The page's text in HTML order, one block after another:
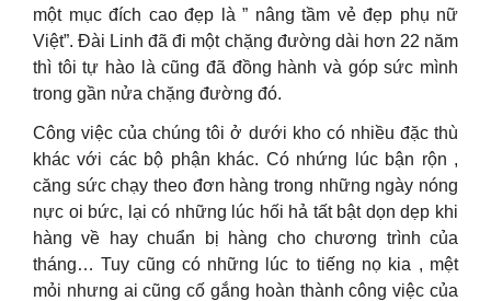
một mục đích cao đẹp là ” nâng tầm vẻ đẹp phụ nữ
Việt”. Đài Linh đã đi một chặng đường dài hơn 22 năm
thì tôi tự hào là cũng đã đồng hành và góp sức mình
trong gần nửa chặng đường đó.
Công việc của chúng tôi ở dưới kho có nhiều đặc thù
khác với các bộ phận khác. Có nhứng lúc bận rộn ,
căng sức chạy theo đơn hàng trong những ngày nóng
nực oi bức, lại có những lúc hối hả tất bật dọn dẹp khi
hàng về hay chuẩn bị hàng cho chương trình của
tháng… Tuy cũng có những lúc to tiếng nọ kia , mệt
mỏi nhưng ai cũng cố gắng hoàn thành công việc của